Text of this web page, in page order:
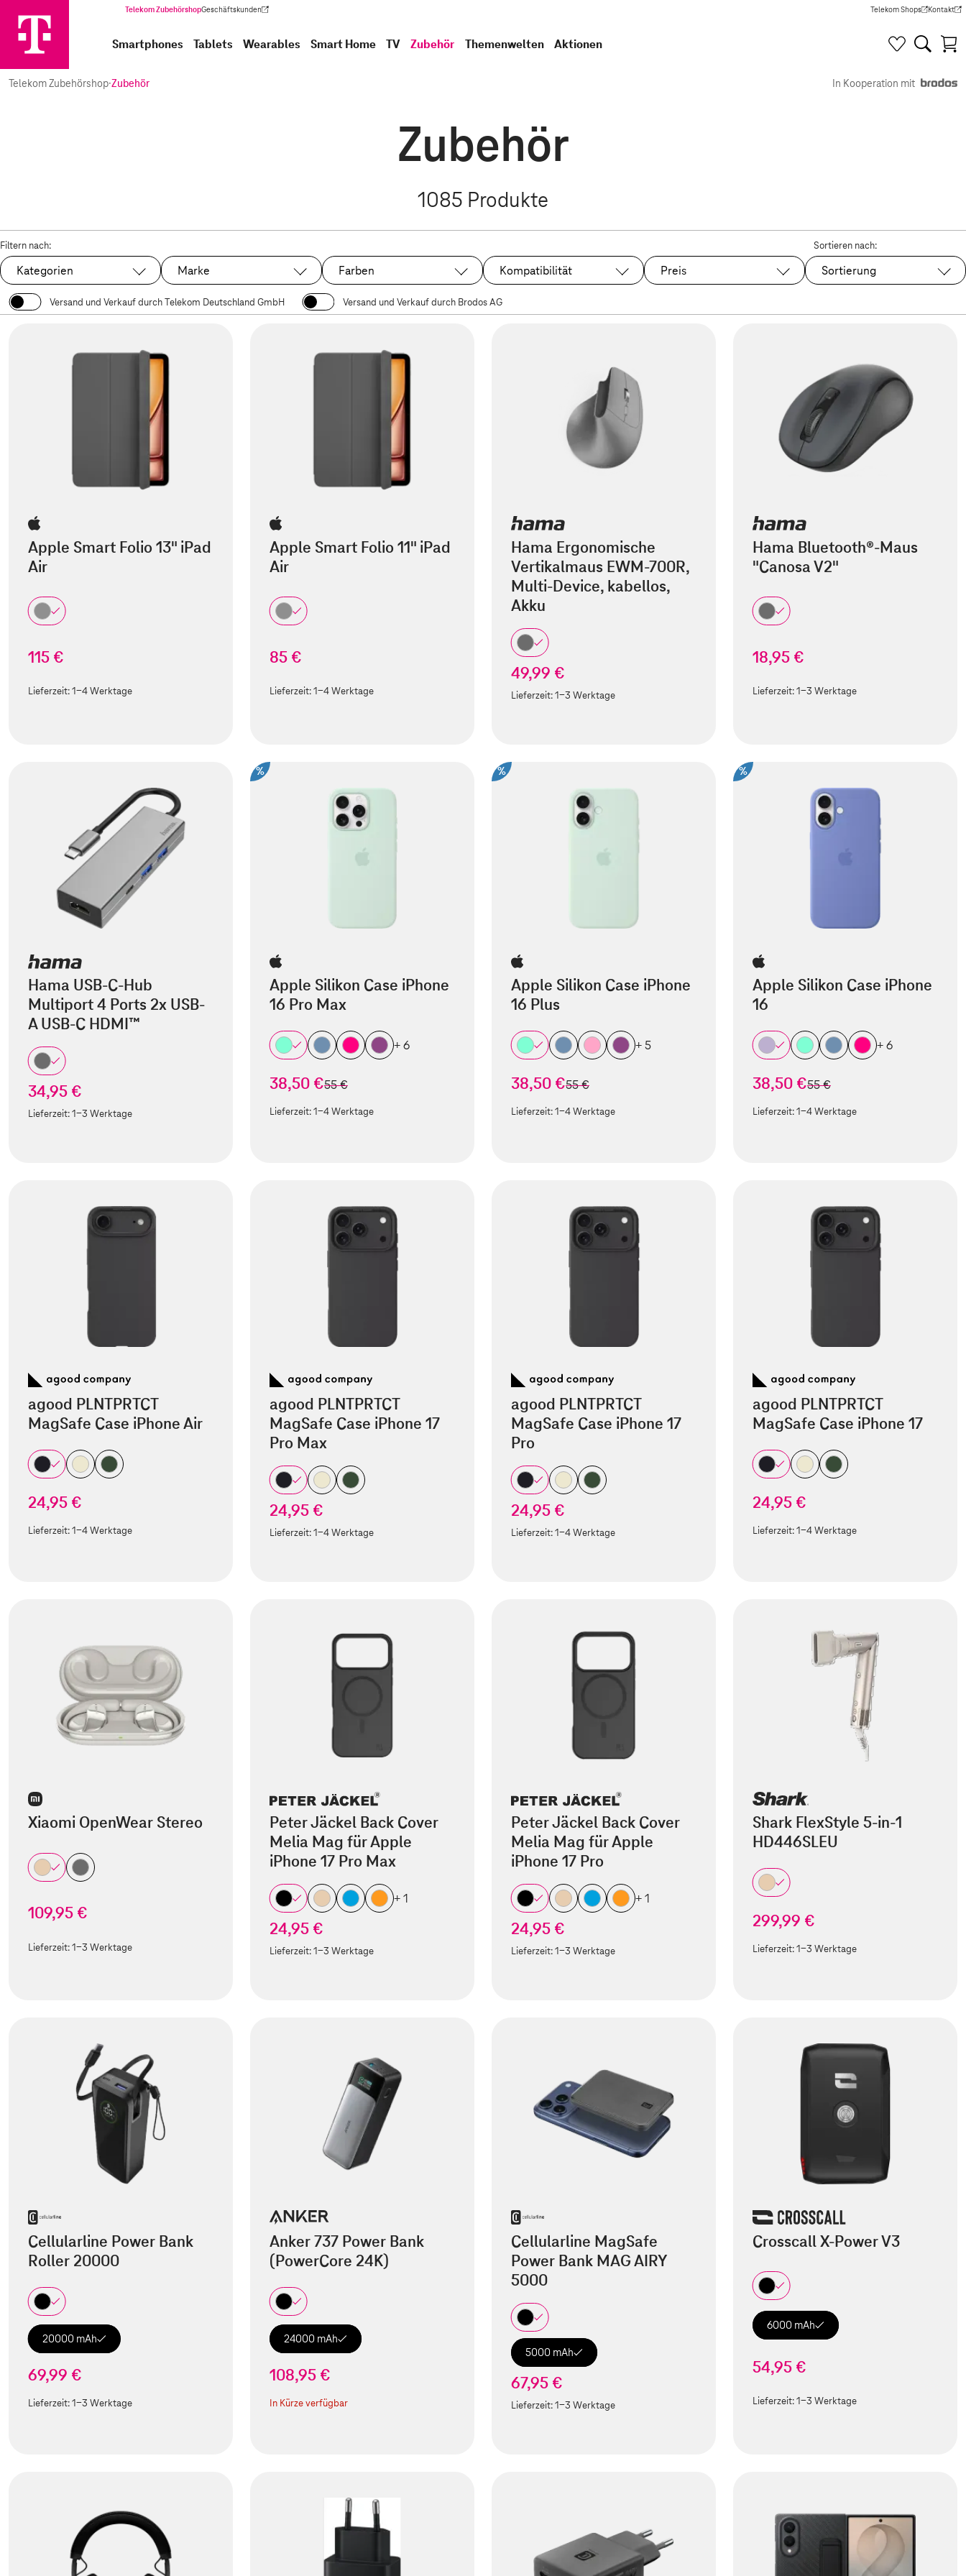
Telekom ZubehörshopGeschäftskunden
(Wird in einem neuen Tab geöffnet) Telekom Shops
(Wird in einem neuen Tab
Kontakt
(Wird in
Smartphones Tablets Wearables Smart Home TV Zubehör Themenwelten Aktionen
Telekom Zubehörshop·Zubehör In Kooperation mit
Zubehör
1085 Produkte
Filtern nach:
Kategorien Marke Farben Kompatibilität Preis
Sortieren nach:
Sortierung
Versand und Verkauf durch Telekom Deutschland GmbH Versand und Verkauf durch Brodos AG
Apple Smart Folio 13" iPad
Air
115 €
Lieferzeit:1-4 Werktage
Apple Smart Folio 11" iPad
Air
85 €
Lieferzeit:1-4 Werktage
Hama Ergonomische
Vertikalmaus EWM-700R,
Multi-Device, kabellos,
Akku
49,99 €
Lieferzeit:1-3 Werktage
Hama Bluetooth®-Maus
"Canosa V2"
18,95 €
Lieferzeit:1-3 Werktage
Hama USB-C-Hub
Multiport 4 Ports 2x USB-
A USB-C HDMI™
34,95 €
Lieferzeit:1-3 Werktage
%
Apple Silikon Case iPhone
16 Pro Max
+ 6
38,50 €statt
55 €
Lieferzeit:1-4 Werktage
%
Apple Silikon Case iPhone
16 Plus
+ 5
38,50 €statt
55 €
Lieferzeit:1-4 Werktage
%
Apple Silikon Case iPhone
16
+ 6
38,50 €statt
55 €
Lieferzeit:1-4 Werktage
agood PLNTPRTCT
MagSafe Case iPhone Air
24,95 €
Lieferzeit:1-4 Werktage
agood PLNTPRTCT
MagSafe Case iPhone 17
Pro Max
24,95 €
Lieferzeit:1-4 Werktage
agood PLNTPRTCT
MagSafe Case iPhone 17
Pro
24,95 €
Lieferzeit:1-4 Werktage
agood PLNTPRTCT
MagSafe Case iPhone 17
24,95 €
Lieferzeit:1-4 Werktage
Xiaomi OpenWear Stereo
109,95 €
Lieferzeit:1-3 Werktage
Peter Jäckel Back Cover
Melia Mag für Apple
iPhone 17 Pro Max
+ 1
24,95 €
Lieferzeit:1-3 Werktage
Peter Jäckel Back Cover
Melia Mag für Apple
iPhone 17 Pro
+ 1
24,95 €
Lieferzeit:1-3 Werktage
Shark FlexStyle 5-in-1
HD446SLEU
299,99 €
Lieferzeit:1-3 Werktage
Cellularline Power Bank
Roller 20000
20000 mAh
69,99 €
Lieferzeit:1-3 Werktage
Anker 737 Power Bank
(PowerCore 24K)
24000 mAh
108,95 €
In Kürze verfügbar
Cellularline MagSafe
Power Bank MAG AIRY
5000
5000 mAh
67,95 €
Lieferzeit:1-3 Werktage
Crosscall X-Power V3
6000 mAh
54,95 €
Lieferzeit:1-3 Werktage